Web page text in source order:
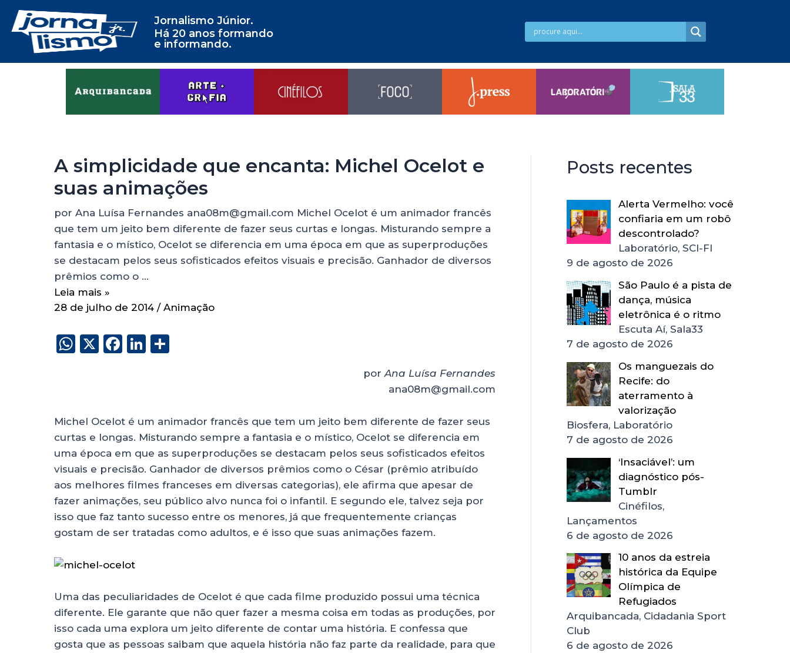
Jornalismo Júnior.
Há 20 anos formando
e informando.
A simplicidade que encanta: Michel Ocelot e
suas animações
por Ana Luísa Fernandes ana08m@gmail.com Michel Ocelot é um animador francês
que tem um jeito bem diferente de fazer seus curtas e longas. Misturando sempre a
fantasia e o místico, Ocelot se diferencia em uma época em que as superproduções
se destacam pelos seus sofisticados efeitos visuais e precisão. Ganhador de diversos
prêmios como o …
Leia mais »
28 de julho de 2014 / Animação
W
A
p
p
X
F
b
o
o
k
Li
dI
n
por Ana Luísa Fernandes
ana08m@gmail.com
Michel Ocelot é um animador francês que tem um jeito bem diferente de fazer seus
curtas e longas. Misturando sempre a fantasia e o místico, Ocelot se diferencia em
uma época em que as superproduções se destacam pelos seus sofisticados efeitos
visuais e precisão. Ganhador de diversos prêmios como o César (prêmio atribuído
aos melhores filmes franceses em diversas categorias), ele afirma que apesar de
fazer animações, seu público alvo nunca foi o infantil. E segundo ele, talvez seja por
isso que faz tanto sucesso entre os menores, já que frequentemente crianças
gostam de ser tratadas como adultos, e é isso que suas animações fazem.
Uma das peculiaridades de Ocelot é que cada filme produzido possui uma técnica
diferente. Ele garante que não quer fazer a mesma coisa em todas as produções, por
isso cada uma explora um jeito diferente de contar uma história. E confessa que
gosta que as pessoas saibam que aquela história não faz parte da realidade, para que
Posts recentes
Alerta Vermelho: você
confiaria em um robô
descontrolado?
Laboratório, SCI-FI
9 de agosto de 2026
São Paulo é a pista de
dança, música
eletrônica é o ritmo
Escuta Aí, Sala33
7 de agosto de 2026
Os manguezais do
Recife: do
aterramento à
valorização
Biosfera, Laboratório
7 de agosto de 2026
‘Insaciável’: um
diagnóstico pós-
Tumblr
Cinéfilos,
Lançamentos
6 de agosto de 2026
10 anos da estreia
histórica da Equipe
Olímpica de
Refugiados
Arquibancada, Cidadania Sport
Club
6 de agosto de 2026